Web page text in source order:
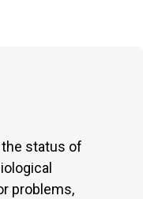
status of
problems,